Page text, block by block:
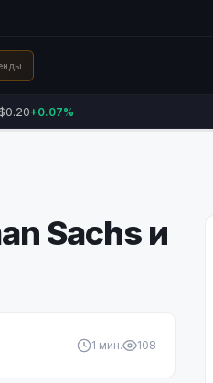
+0.07%
Sachs и
1 мин. 108